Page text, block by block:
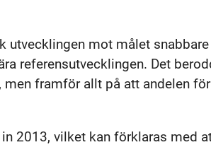
utvecklingen mot målet
referensutvecklingen. Det
men framför allt på att andelen
2013, vilket kan förklaras med